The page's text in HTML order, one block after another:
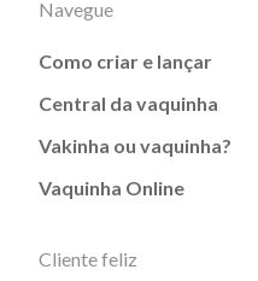
Navegue
Como criar e lançar
Central da vaquinha
Vakinha ou vaquinha?
Vaquinha Online
Cliente feliz